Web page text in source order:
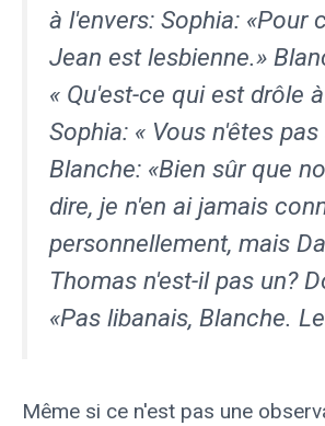
à l'envers: Sophia: «Pour
Jean est lesbienne.»
« Qu'est-ce qui est drôle
Sophia: « Vous n'êtes pas
Blanche: «Bien sûr que
dire, je n'en ai jamais
personnellement, mais
Thomas n'est-il pas un?
«Pas libanais, Blanche.
Même si ce n'est pas une